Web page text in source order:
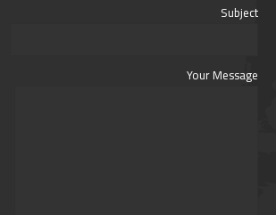
Subject
Your Message